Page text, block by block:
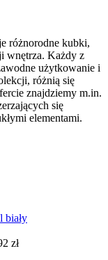
różnorodne kubki,
wnętrza. Każdy z
użytkowanie i
różnią się
znajdziemy m.in.
się
elementami.
zł